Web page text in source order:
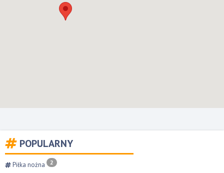
POPULARNY
Piłka nożna 2